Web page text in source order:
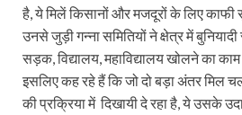
है, ये मिलें किसानों और मजदूरों के लिए
उनसे जुड़ी गन्ना समितियों ने क्षेत्र में
सड़क, विद्यालय, महाविद्यालय खोलने का
इसलिए कह रहे हैं कि जो दो बड़ा अंतर मिल
की प्रक्रिया में दिखायी दे रहा है, ये उसके